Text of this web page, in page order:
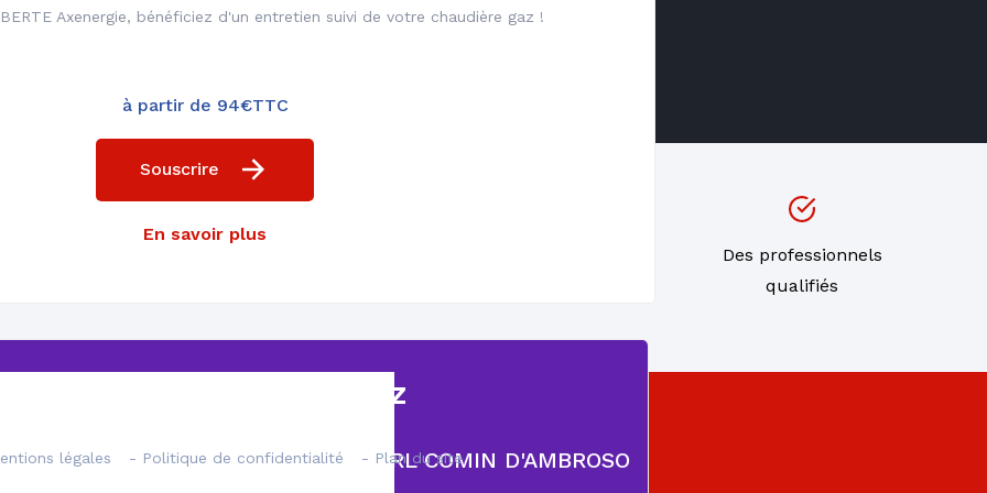
Axenergie, bénéficiez d'un entretien suivi de votre chaudière gaz !
à partir de 94€TTC
Souscrire
En savoir plus
Contrat INITIAL gaz
INITIAL chaudière gaz avec SARL COMIN D'AMBROSO
appel à eux
Des professionnels
qualifiés
légales - Politique de confidentialité - Plan du site